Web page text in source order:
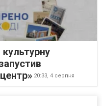
20:33, 4 серпня